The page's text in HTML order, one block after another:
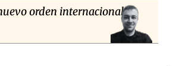
orden internacional